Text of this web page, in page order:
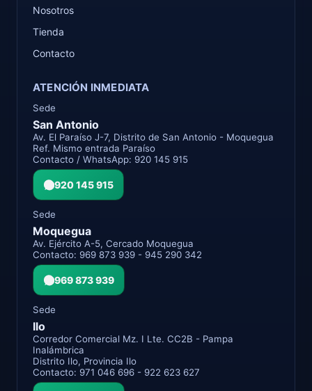
Nosotros
Tienda
Contacto
ATENCIÓN INMEDIATA
Sede
San Antonio
Av. El Paraíso J-7, Distrito de San Antonio - Moquegua
Ref. Mismo entrada Paraíso
Contacto / WhatsApp: 920 145 915
920 145 915
Sede
Moquegua
Av. Ejército A-5, Cercado Moquegua
Contacto: 969 873 939 - 945 290 342
969 873 939
Sede
Ilo
Corredor Comercial Mz. I Lte. CC2B - Pampa
Inalámbrica
Distrito Ilo, Provincia Ilo
Contacto: 971 046 696 - 922 623 627